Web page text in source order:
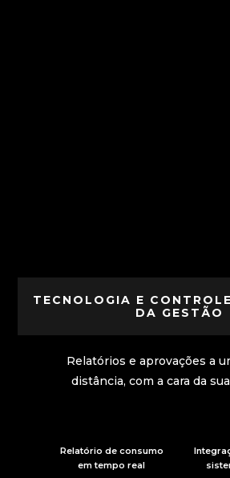
TECNOLOGIA E
DA GESTÃO
Relatórios e aprovações a
distância, com a cara da
Relatório de consumo
em tempo real